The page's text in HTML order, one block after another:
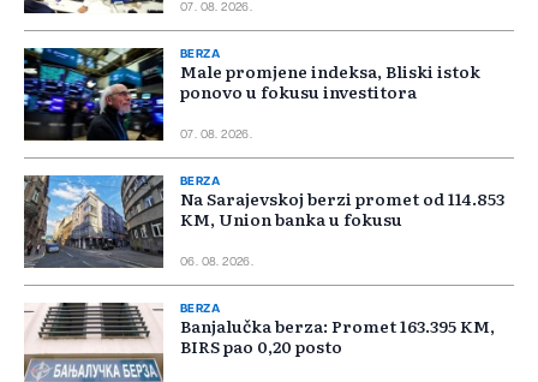
07. 08. 2026.
BERZA
Male promjene indeksa, Bliski istok
ponovo u fokusu investitora
07. 08. 2026.
BERZA
Na Sarajevskoj berzi promet od 114.853
KM, Union banka u fokusu
06. 08. 2026.
BERZA
Banjalučka berza: Promet 163.395 KM,
BIRS pao 0,20 posto